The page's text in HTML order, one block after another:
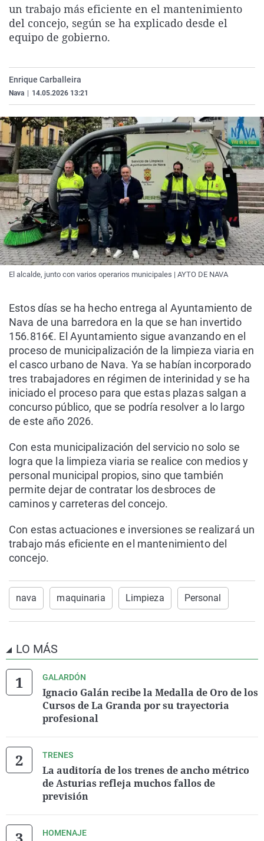
La rosa de los vientos
Gente viajera
Caso
Retornados
Operación Viuda
Extremadura
Galicia
Navarra
Virales
Televisión
un trabajo más eficiente en el mantenimiento
del concejo, según se ha explicado desde el
equipo de gobierno.
Enrique Carballeira
Nava 14.05.2026 13:21
El alcalde, junto con varios operarios municipales | AYTO DE NAVA
Estos días se ha hecho entrega al Ayuntamiento de
Nava de una barredora en la que se han invertido
156.816€. El Ayuntamiento sigue avanzando en el
proceso de municipalización de la limpieza viaria en
el casco urbano de Nava. Ya se habían incorporado
tres trabajadores en régimen de interinidad y se ha
iniciado el proceso para que estas plazas salgan a
concurso público, que se podría resolver a lo largo
de este año 2026.
Con esta municipalización del servicio no solo se
logra que la limpieza viaria se realice con medios y
personal municipal propios, sino que también
permite dejar de contratar los desbroces de
caminos y carreteras del concejo.
Con estas actuaciones e inversiones se realizará un
trabajo más eficiente en el mantenimiento del
concejo.
nava maquinaria Limpieza Personal
LO MÁS
GALARDÓN
Ignacio Galán recibe la Medalla de Oro de los
Cursos de La Granda por su trayectoria
profesional
TRENES
La auditoría de los trenes de ancho métrico
de Asturias refleja muchos fallos de
previsión
HOMENAJE